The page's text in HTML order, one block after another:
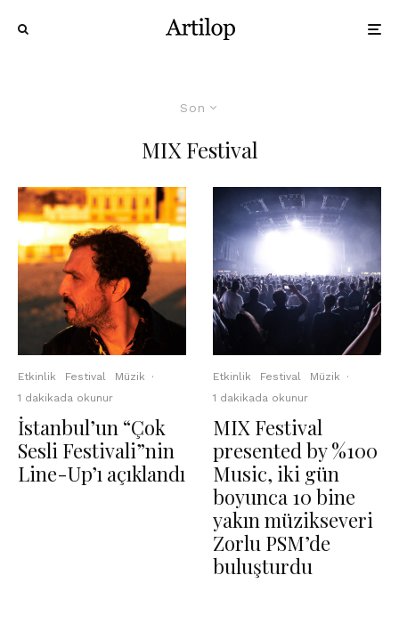
Son
MIX Festival
Etkinlik Festival Müzik
·
1 dakikada okunur
İstanbul’un “Çok
Sesli Festivali”nin
Line-Up’ı açıklandı
Etkinlik Festival Müzik
·
1 dakikada okunur
MIX Festival
presented by %100
Music, iki gün
boyunca 10 bine
yakın müzikseveri
Zorlu PSM’de
buluşturdu